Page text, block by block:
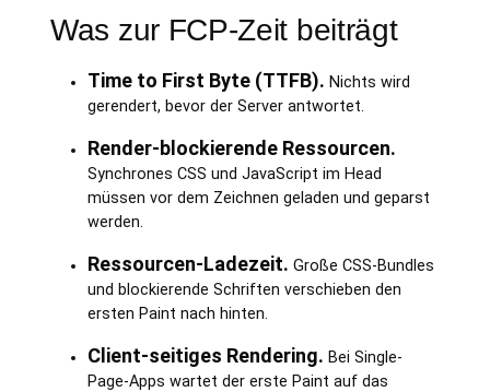
Was zur FCP-Zeit beiträgt
Time to First Byte (TTFB). Nichts wird
gerendert, bevor der Server antwortet.
Render-blockierende Ressourcen.
Synchrones CSS und JavaScript im Head
müssen vor dem Zeichnen geladen und geparst
werden.
Ressourcen-Ladezeit. Große CSS-Bundles
und blockierende Schriften verschieben den
ersten Paint nach hinten.
Client-seitiges Rendering. Bei Single-
Page-Apps wartet der erste Paint auf das